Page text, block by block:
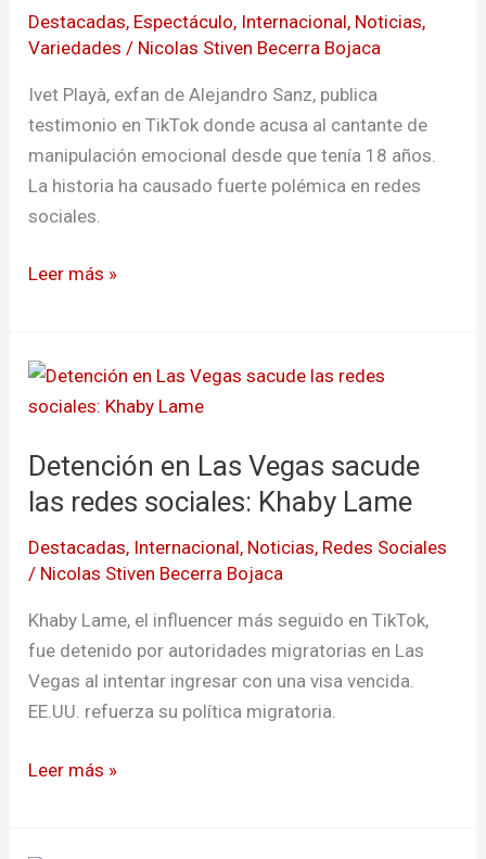
Destacadas, Espectáculo, Internacional, Noticias,
Variedades / Nicolas Stiven Becerra Bojaca
Ivet Playà, exfan de Alejandro Sanz, publica
testimonio en TikTok donde acusa al cantante de
manipulación emocional desde que tenía 18 años.
La historia ha causado fuerte polémica en redes
sociales.
con
mis
sueños”
Leer más »
Detención en Las Vegas sacude
las redes sociales: Khaby Lame
Destacadas, Internacional, Noticias, Redes Sociales
/ Nicolas Stiven Becerra Bojaca
Khaby Lame, el influencer más seguido en TikTok,
fue detenido por autoridades migratorias en Las
Vegas al intentar ingresar con una visa vencida.
EE.UU. refuerza su política migratoria.
Detención
en
Vegas
sacude
redes
sociales:
Khaby
Lame
Leer más »